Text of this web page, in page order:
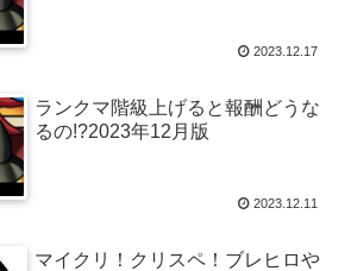
2023.12.17
ランクマ階級上げると報酬どうな
るの!?2023年12月版
2023.12.11
マイクリ！クリスペ！ブレヒロや